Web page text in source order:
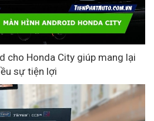
cho Honda City giúp mang lại
sự tiện lợi